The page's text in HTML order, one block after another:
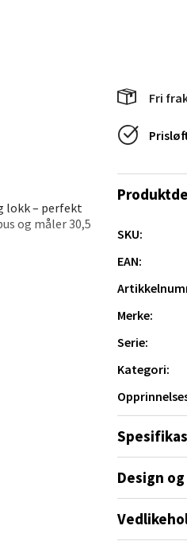
lokk – perfekt
og måler 30,5
er det
Fri
SKU:
EAN:
Merke:
Serie:
Kategori:
Design
Senter